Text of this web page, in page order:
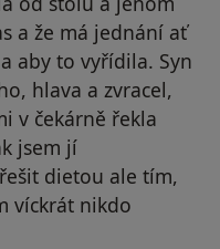
a že má jednání ať
aby to vyřídila. Syn
hlava a zvracel,
v čekárně řekla
jsem jí
dietou ale tím,
víckrát nikdo